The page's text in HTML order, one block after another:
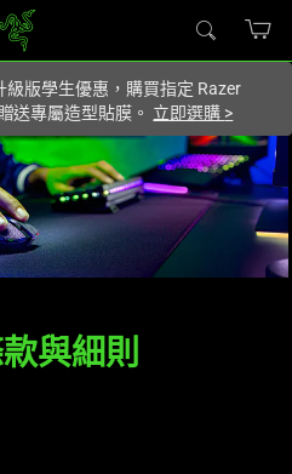
站.
級版學生優惠，購買指定 Razer
送專屬造型貼膜。 立即選購 >
與細則